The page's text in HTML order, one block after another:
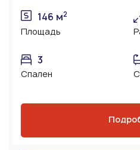
146 м2
Площадь
3
Спален